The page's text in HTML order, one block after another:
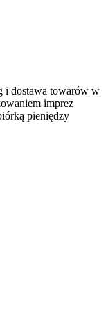
i dostawa towarów w
imprez
pieniędzy